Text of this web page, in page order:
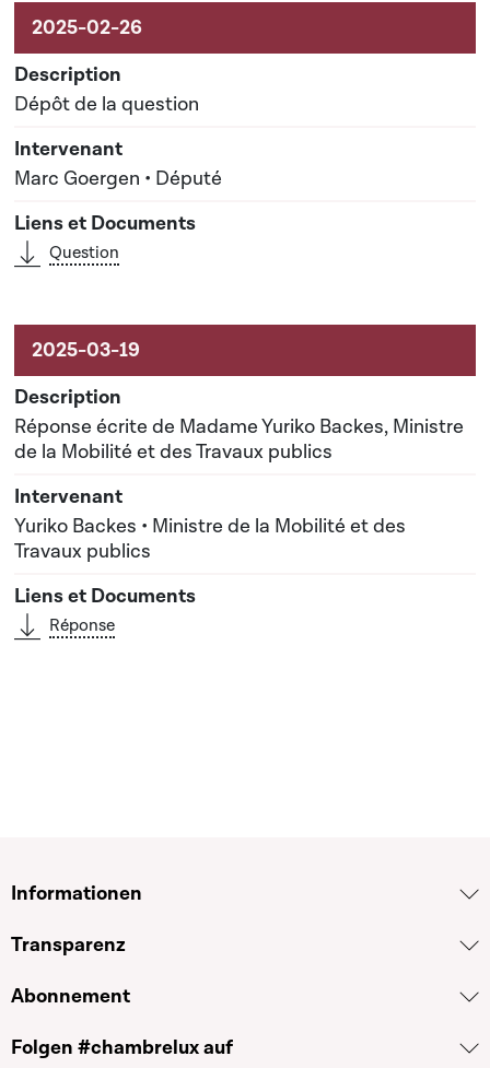
Activités sur le dossier
Dépôt de la question
Marc Goergen • Député
Question
Réponse écrite de Madame Yuriko Backes, Ministre
de la Mobilité et des Travaux publics
Yuriko Backes • Ministre de la Mobilité et des
Travaux publics
Réponse
Informationen
Transparenz
Abonnement
Folgen #chambrelux auf